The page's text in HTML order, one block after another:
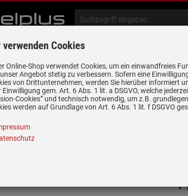
& Kochen Kühlen & Gefrieren
positive Bewertungen
Amazon und Trusted Shops
5
Startseite Spülen & Armaturen Hochdruckarmaturen
Chrom 525001CHR
verwenden Cookies
Online-Shop verwendet Cookies, um ein einwandfreies
Angebot stetig zu verbessern. Sofern eine
von Drittunternehmen, werden Sie hierüber informiert
Einwilligung gem. Art. 6 Abs. 1 lit. a DSGVO, welche
Cookies” und technisch notwendig, um z.B.
werden auf Grundlage von Art. 6 Abs. 1 lit. f DSGVO